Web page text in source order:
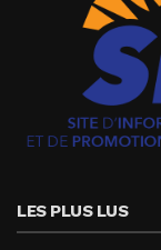
LES PLUS LUS